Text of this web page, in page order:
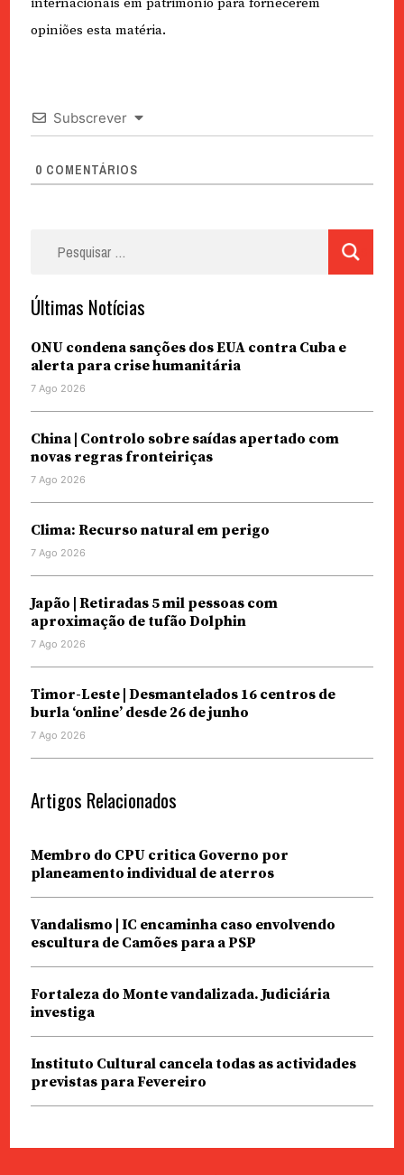
opiniões esta matéria.
Subscrever
0 COMENTÁRIOS
Últimas Notícias
ONU condena sanções dos EUA contra Cuba e
alerta para crise humanitária
7 Ago 2026
China | Controlo sobre saídas apertado com
novas regras fronteiriças
7 Ago 2026
Clima: Recurso natural em perigo
7 Ago 2026
Japão | Retiradas 5 mil pessoas com
aproximação de tufão Dolphin
7 Ago 2026
Timor-Leste | Desmantelados 16 centros de
burla ‘online’ desde 26 de junho
7 Ago 2026
Artigos Relacionados
Membro do CPU critica Governo por
planeamento individual de aterros
Vandalismo | IC encaminha caso envolvendo
escultura de Camões para a PSP
Fortaleza do Monte vandalizada. Judiciária
investiga
Instituto Cultural cancela todas as actividades
previstas para Fevereiro